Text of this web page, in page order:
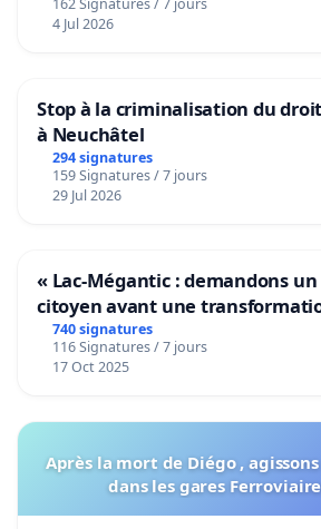
162 Signatures / 7 jours
4 Jul 2026
Stop à la criminalisation du
à Neuchâtel
294 signatures
159 Signatures / 7 jours
29 Jul 2026
« Lac-Mégantic : demandons
citoyen avant une
de notre territoire »
740 signatures
116 Signatures / 7 jours
17 Oct 2025
Après la mort de Diégo ,
dans les gares